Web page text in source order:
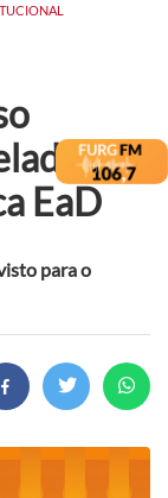
em
EaD
para o